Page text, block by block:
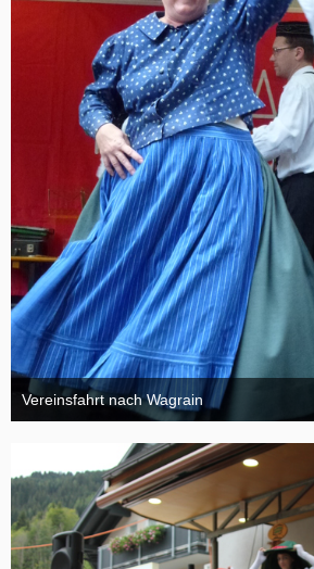
Vereinsfahrt nach Wagrain
4. Oktober 2015